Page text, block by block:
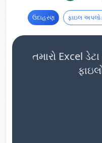
ઉદાહરણ ફાઇલ
તમારો Excel